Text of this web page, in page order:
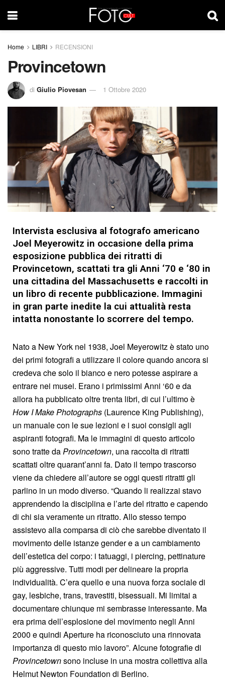
Home LIBRI RECENSIONI
Provincetown
di Giulio Piovesan 1 Ottobre 2020
Intervista esclusiva al fotografo americano
Joel Meyerowitz in occasione della prima
esposizione pubblica dei ritratti di
Provincetown, scattati tra gli Anni ‘70 e ‘80 in
una cittadina del Massachusetts e raccolti in
un libro di recente pubblicazione. Immagini
in gran parte inedite la cui attualità resta
intatta nonostante lo scorrere del tempo.
Nato a New York nel 1938, Joel Meyerowitz è stato uno
dei primi fotografi a utilizzare il colore quando ancora si
credeva che solo il bianco e nero potesse aspirare a
entrare nei musei. Erano i primissimi Anni ‘60 e da
allora ha pubblicato oltre trenta libri, di cui l’ultimo è
How I Make Photographs (Laurence King Publishing),
un manuale con le sue lezioni e i suoi consigli agli
aspiranti fotografi. Ma le immagini di questo articolo
sono tratte daProvincetown, una raccolta di ritratti
scattati oltre quarant’anni fa. Dato il tempo trascorso
viene da chiedere all’autore se oggi questi ritratti gli
parlino in un modo diverso. “Quando li realizzai stavo
apprendendo la disciplina e l’arte del ritratto e capendo
di chi sia veramente un ritratto. Allo stesso tempo
assistevo alla comparsa di ciò che sarebbe diventato il
movimento delle istanze gender e a un cambiamento
dell’estetica del corpo: i tatuaggi, i piercing, pettinature
più aggressive. Tutti modi per delineare la propria
individualità. C’era quello e una nuova forza sociale di
gay, lesbiche, trans, travestiti, bisessuali. Mi limitai a
documentare chiunque mi sembrasse interessante. Ma
era prima dell’esplosione del movimento negli Anni
2000 e quindi Aperture ha riconosciuto una rinnovata
importanza di questo mio lavoro”. Alcune fotografie di
Provincetownsono incluse in una mostra collettiva alla
Helmut Newton Foundation di Berlino.